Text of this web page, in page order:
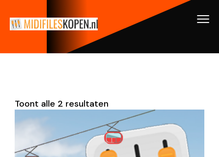
Toont alle 2 resultaten